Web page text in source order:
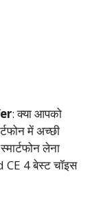
: क्या आपको
में अच्छी
लेना
4 बेस्ट चॉइस